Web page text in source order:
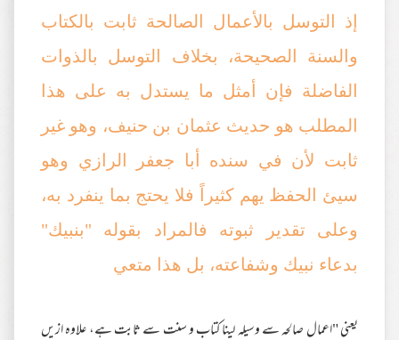
إذ التوسل بالأعمال الصالحة ثابت بالكتاب
والسنة الصحيحة، بخلاف التوسل بالذوات
الفاضلة فإن أمثل ما يستدل به على هذا
المطلب هو حديث عثمان بن حنيف، وهو غير
ثابت لأن في سنده أبا جعفر الرازي وهو
سيئ الحفظ يهم كثيراً فلا يحتج بما ينفرد به،
وعلى تقدير ثبوته فالمراد بقوله "بنبيك"
بدعاء نبيك وشفاعته، بل هذا متعي
یعنی "اعمال صالحہ سے وسیلہ لینا کتاب و سنت سے ثابت ہے، علاوہ ازیں